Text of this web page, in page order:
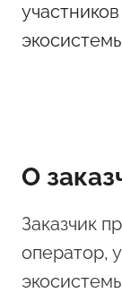
участников
О
Заказчик
оператор,